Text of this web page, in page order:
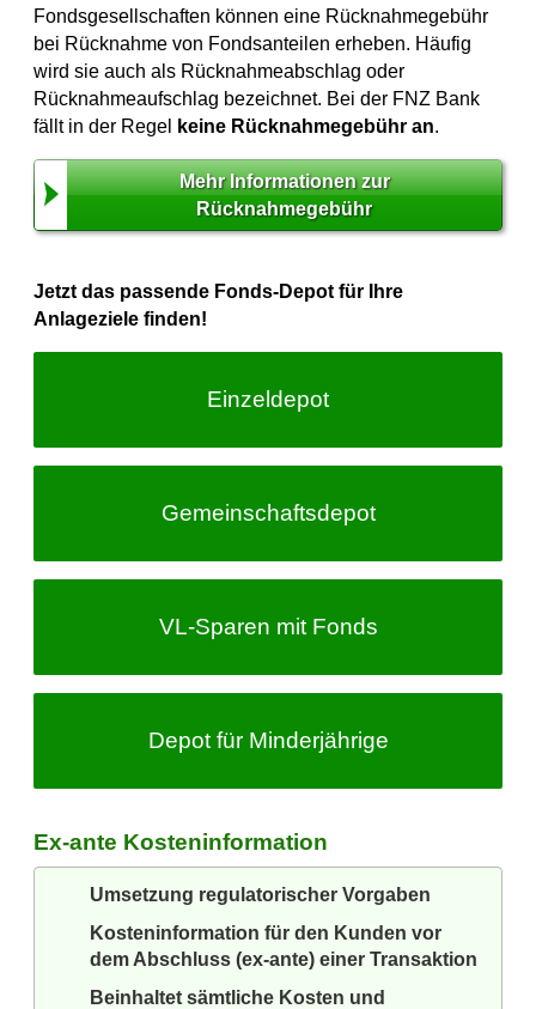
Fondsgesellschaften können eine Rücknahmegebühr
bei Rücknahme von Fondsanteilen erheben. Häufig
wird sie auch als Rücknahmeabschlag oder
Rücknahmeaufschlag bezeichnet. Bei der FNZ Bank
fällt in der Regel
keine Rücknahmegebühr an.
Mehr Informationen zur
Rücknahmegebühr
Jetzt das passende Fonds-Depot für Ihre
Anlageziele finden!
Einzeldepot
Gemeinschafts­depot
VL-Sparen mit Fonds
Depot für Minderjährige
Ex-ante Kosteninformation
Umsetzung regulatorischer Vorgaben
Kosteninformation für den Kunden vor
dem Abschluss (ex-ante) einer Transaktion
Beinhaltet sämtliche Kosten und